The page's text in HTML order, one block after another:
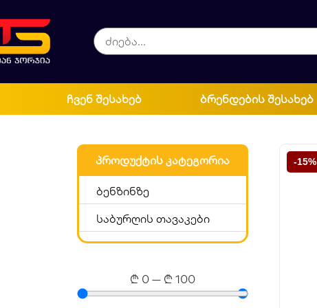
ჩვენ შესახებ ბრენდების შესახებ
პროდუქტის კატეგორია
ბენზინზე
საბურღის თავაკები
₾ 0 — ₾ 100
-15%